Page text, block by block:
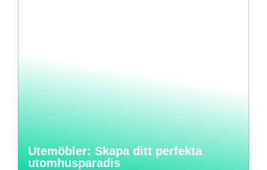
Utemöbler: Skapa ditt perfekta
utomhusparadis